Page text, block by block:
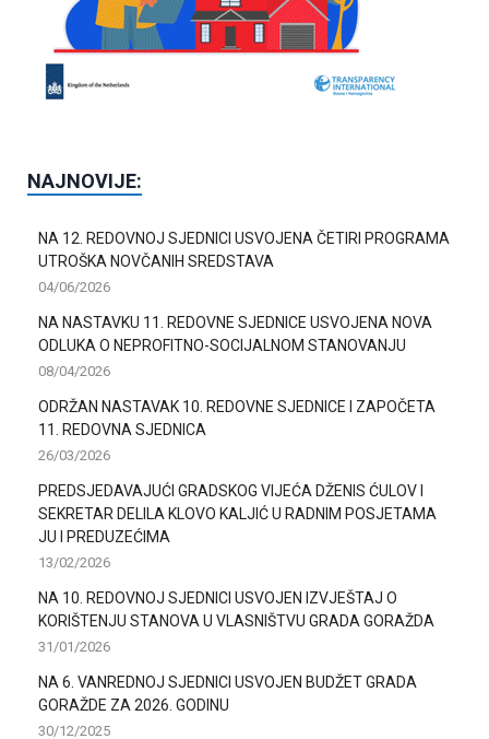
NAJNOVIJE:
NA 12. REDOVNOJ SJEDNICI USVOJENA ČETIRI PROGRAMA
UTROŠKA NOVČANIH SREDSTAVA
04/06/2026
NA NASTAVKU 11. REDOVNE SJEDNICE USVOJENA NOVA
ODLUKA O NEPROFITNO-SOCIJALNOM STANOVANJU
08/04/2026
ODRŽAN NASTAVAK 10. REDOVNE SJEDNICE I ZAPOČETA
11. REDOVNA SJEDNICA
26/03/2026
PREDSJEDAVAJUĆI GRADSKOG VIJEĆA DŽENIS ĆULOV I
SEKRETAR DELILA KLOVO KALJIĆ U RADNIM POSJETAMA
JU I PREDUZEĆIMA
13/02/2026
NA 10. REDOVNOJ SJEDNICI USVOJEN IZVJEŠTAJ O
KORIŠTENJU STANOVA U VLASNIŠTVU GRADA GORAŽDA
31/01/2026
NA 6. VANREDNOJ SJEDNICI USVOJEN BUDŽET GRADA
GORAŽDE ZA 2026. GODINU
30/12/2025